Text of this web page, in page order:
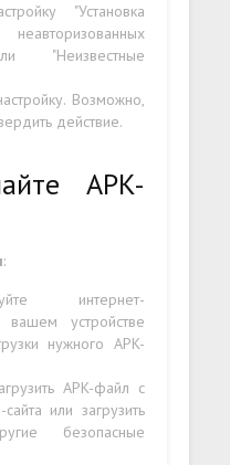
"Установка
"Неизвестные
Возможно,
действие.
APK-
:
интернет-
вашем устройстве
нужного APK-
APK-файл с
или загрузить
безопасные